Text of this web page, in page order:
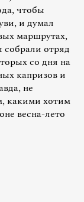
чтобы
и думал
маршрутах,
отряд
со дня на
капризов и
не
какими хотим
весна-лето